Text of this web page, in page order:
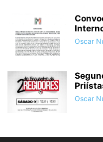
Oscar
Oscar